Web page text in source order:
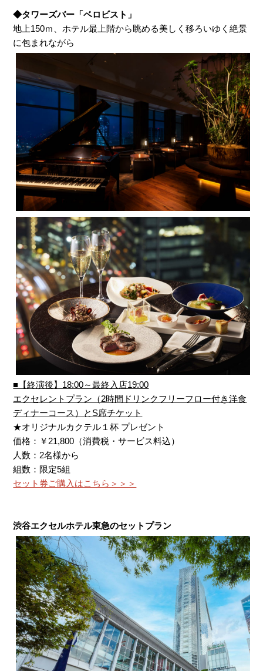
◆タワーズバー「ベロビスト」
地上150ｍ、ホテル最上階から眺める美しく移ろいゆく絶景
に包まれながら
■【終演後】18:00～最終入店19:00
エクセレントプラン（2時間ドリンクフリーフロー付き洋食
ディナーコース）とS席チケット
★オリジナルカクテル１杯 プレゼント
価格：￥21,800（消費税・サービス料込）
人数：2名様から
組数：限定5組
セット券ご購入はこちら＞＞＞
渋谷エクセルホテル東急のセットプラン